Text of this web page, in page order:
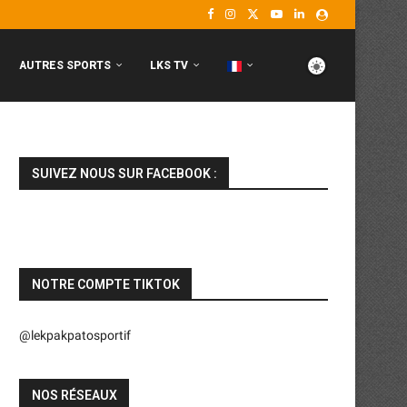
AUTRES SPORTS LKS TV
SUIVEZ NOUS SUR FACEBOOK :
NOTRE COMPTE TIKTOK
@lekpakpatosportif
NOS RÉSEAUX